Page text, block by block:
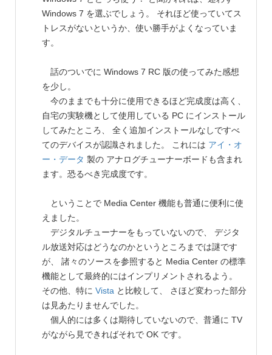
Windows 7 を選ぶでしょう。 それほど使っていてス
トレスがないというか、使い勝手がよくなっていま
す。
話のついでに Windows 7 RC 版の使ってみた感想
を少し。
今のままでも十分に使用できるほど完成度は高く、
自宅の実験機として使用している PC にインストール
してみたところ、 全く追加インストールなしですべ
てのデバイスが認識されました。 これには アイ・オ
ー・データ 製の アナログチューナーボードも含まれ
ます。恐るべき完成度です。
ということで Media Center 機能も普通に便利に使
えました。
デジタルチューナーをもっていないので、 デジタ
ル放送対応はどうなのかというところまでは謎です
が、 諸々のソースを参照すると Media Center の標準
機能として最終的にはインプリメントされるよう。
その他、特に Vista と比較して、 さほど変わった部分
は見あたりませんでした。
個人的には多くは期待していないので、普通に TV
がながら見できればそれで OK です。